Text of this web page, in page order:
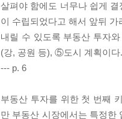
살펴야 함에도 너무나 쉽게
이 수립되었다고 해서 앞뒤
내릴 수 있도록 부동산 투자
(강, 공원 등), ⑤도시 계획이다.
--- p. 6
부동산 투자를 위한 첫 번째
만 부동산 시장에서는 특정한